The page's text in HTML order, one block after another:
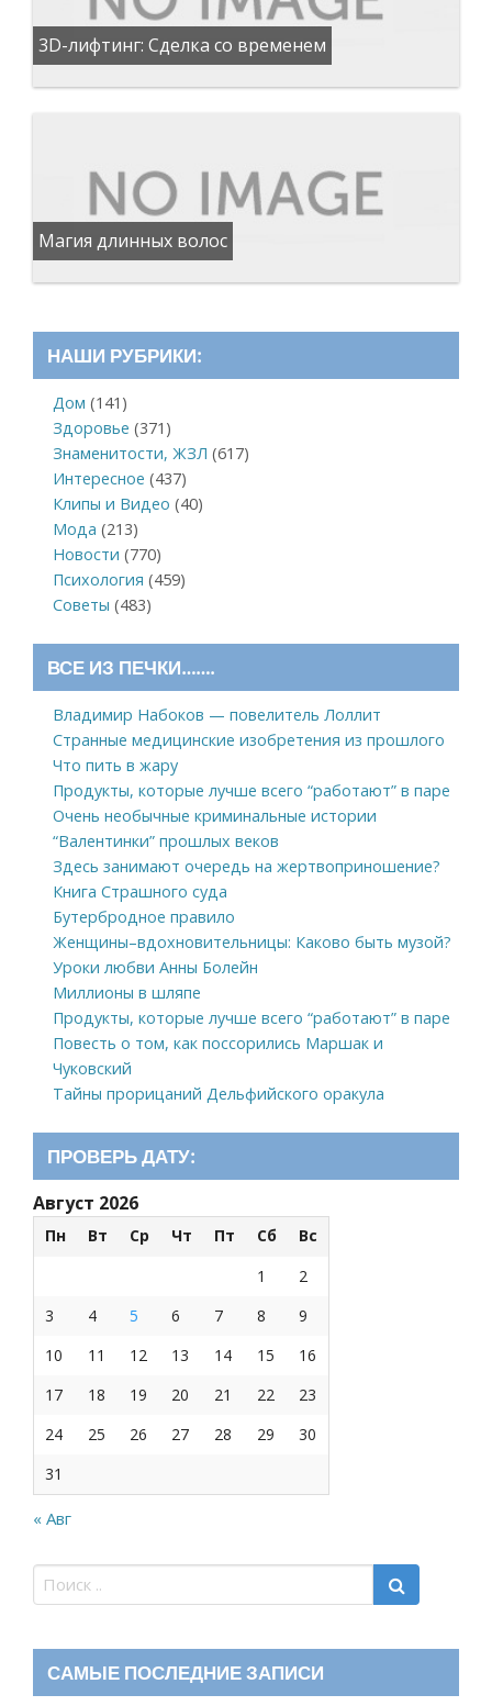
3D-лифтинг: Сделка со временем
Магия длинных волос
НАШИ РУБРИКИ:
Дом (141)
Здоровье (371)
Знаменитости, ЖЗЛ (617)
Интересное (437)
Клипы и Видео (40)
Мода (213)
Новости (770)
Психология (459)
Советы (483)
ВСЕ ИЗ ПЕЧКИ…….
Владимир Набоков — повелитель Лоллит
Странные медицинские изобретения из прошлого
Что пить в жару
Продукты, которые лучше всего “работают” в паре
Очень необычные криминальные истории
“Валентинки” прошлых веков
Здесь занимают очередь на жертвоприношение?
Книга Страшного суда
Бутербродное правило
Женщины–вдохновительницы: Каково быть музой?
Уроки любви Анны Болейн
Миллионы в шляпе
Продукты, которые лучше всего “работают” в паре
Повесть о том, как поссорились Маршак и
Чуковский
Тайны прорицаний Дельфийского оракула
ПРОВЕРЬ ДАТУ:
Август 2026
Пн Вт Ср Чт Пт Сб
Вс
1
2
3
4 5 6 7 8
9
10
11 12 13 14 15
16
17
18 19 20 21 22
23
24
25 26 27 28 29
30
31
« Авг
САМЫЕ ПОСЛЕДНИЕ ЗАПИСИ